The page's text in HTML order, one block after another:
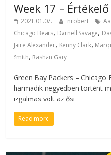
Week 17 – Értékelő
2021.01.07. nrobert
Chicago Bears, Darnell Savage,
Jaire Alexander, Kenny Clark,
Smith, Rashan Gary
Green Bay Packers – Chicago
harmadik negyedben történt
izgalmas volt az ősi
Read more